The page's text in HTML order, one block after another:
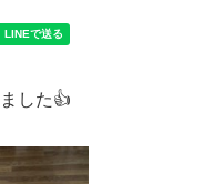
した👍